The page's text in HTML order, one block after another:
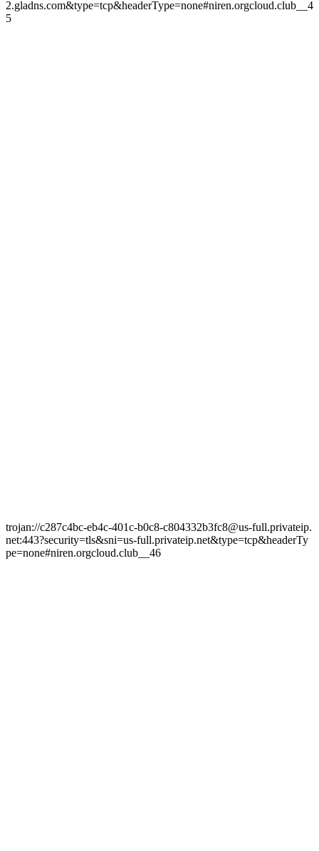
2.gladns.com&type=tcp&headerType=none#niren.orgcloud.club__4
5
trojan://c287c4bc-eb4c-401c-b0c8-c804332b3fc8@us-full.privateip.
net:443?security=tls&sni=us-full.privateip.net&type=tcp&headerTy
pe=none#niren.orgcloud.club__46